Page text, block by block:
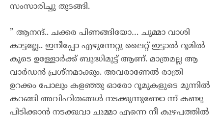
സംസാരിച്ചു തുടങ്ങി.
” ആനന്ദ്.. ചക്കര പിണങ്ങിയോ… ചുമ്മാ വാശി
കാട്ടല്ലേ.. ഇനീപ്പോ എഴുന്നേറ്റു ലൈറ്റ് ഇട്ടാൽ റൂമിൽ
കൂടെ ഉള്ളോർക്ക് ബുദ്ധിമുട്ട് ആണ്. മാത്രമല്ല ആ
വാർഡൻ പ്രശ്നമാക്കും. അവരാണേൽ രാത്രി
ഉറക്കം പോലും കളഞ്ഞു ഓരോ റൂമുകളുടെ മുന്നിൽ
കറങ്ങി അവിഹിതങ്ങൾ നടക്കുന്നുണ്ടോ ന്ന് കണ്ടു
പിടിക്കാൻ നടക്കുവാ ചുമ്മാ എന്നെ നീ കുഴപ്പത്തിൽ